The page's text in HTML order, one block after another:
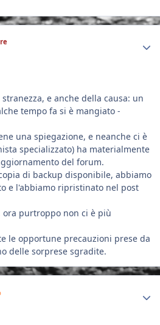
e anche della causa: un
tempo fa si è mangiato -
una spiegazione, e neanche ci è
specializzato) ha materialmente
del forum.
di backup disponibile, abbiamo
e l'abbiamo ripristinato nel post
purtroppo non ci è più
le opportune precauzioni prese da
delle sorprese sgradite.